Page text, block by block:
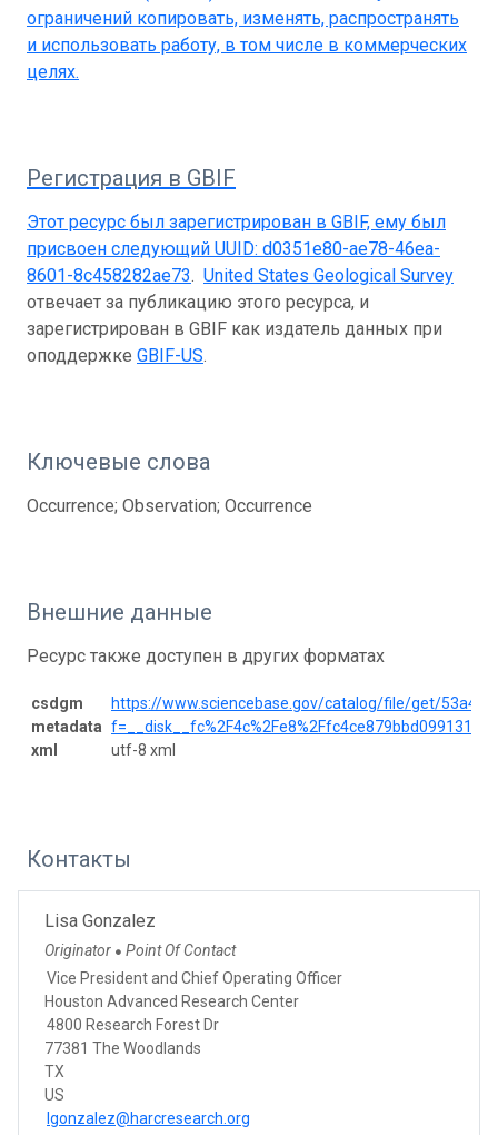
ограничений копировать, изменять, распространять
и использовать работу, в том числе в коммерческих
целях.
Регистрация в GBIF
Этот ресурс был зарегистрирован в GBIF, ему был
присвоен следующий UUID: d0351e80-ae78-46ea-
8601-8c458282ae73. United States Geological Survey
отвечает за публикацию этого ресурса, и
зарегистрирован в GBIF как издатель данных при
оподдержке GBIF-US.
Ключевые слова
Occurrence; Observation; Occurrence
Внешние данные
Ресурс также доступен в других форматах
csdgm
metadata
xml
https://www.sciencebase.gov/catalog/file/get/
utf-8 xml
Контакты
Lisa Gonzalez
Originator ● Point Of Contact
Vice President and Chief Operating Officer
Houston Advanced Research Center
4800 Research Forest Dr
77381 The Woodlands
TX
US
lgonzalez@harcresearch.org